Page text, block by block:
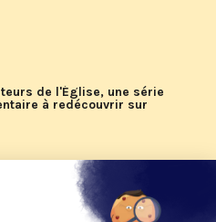
de l'Église, une série
à redécouvrir sur
d'été 2026 de KTO